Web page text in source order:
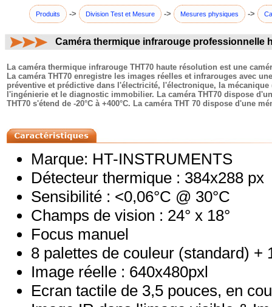
Produits -> Division Test et Mesure -> Mesures physiques ->
Caméra thermique infrarouge professionnelle
La caméra thermique infrarouge THT70 haute résolution est une
La caméra THT70 enregistre les images réelles et infrarouges avec
préventive et prédictive dans l'électricité, l'électronique, la
l'ingénierie et le diagnostic immobilier. La caméra THT70 dispose
THT70 s'étend de -20°C à +400°C. La caméra THT 70 dispose d'une
Marque: HT-INSTRUMENTS
Détecteur thermique : 384x288 px
Sensibilité : <0,06°C @ 30°C
Champs de vision : 24° x 18°
Focus manuel
8 palettes de couleur (standard) +
Image réelle : 640x480pxl
Ecran tactile de 3,5 pouces, en